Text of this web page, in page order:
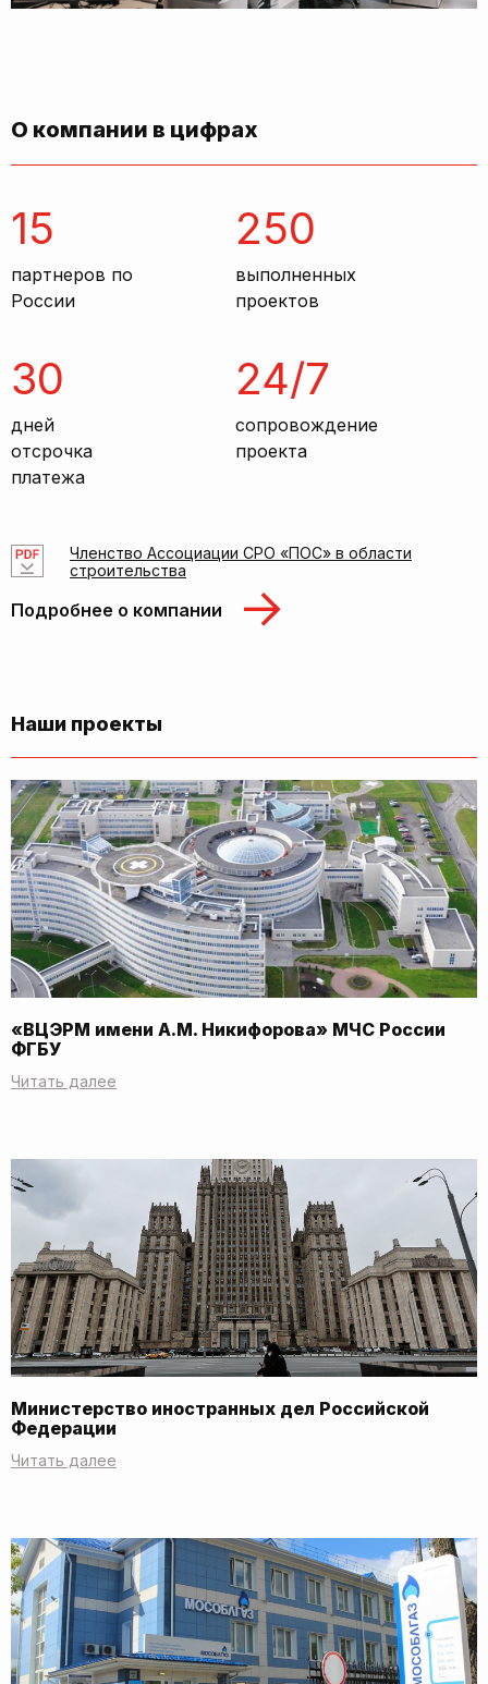
О компании в цифрах
15
партнеров по
России
250
выполненных
проектов
30
дней
отсрочка
платежа
24/7
сопровождение
проекта
Членство Ассоциации СРО «ПОС» в области
строительства
Подробнее о компании
Наши проекты
«ВЦЭРМ имени А.М. Никифорова» МЧС России
ФГБУ
Читать далее
Министерство иностранных дел Российской
Федерации
Читать далее